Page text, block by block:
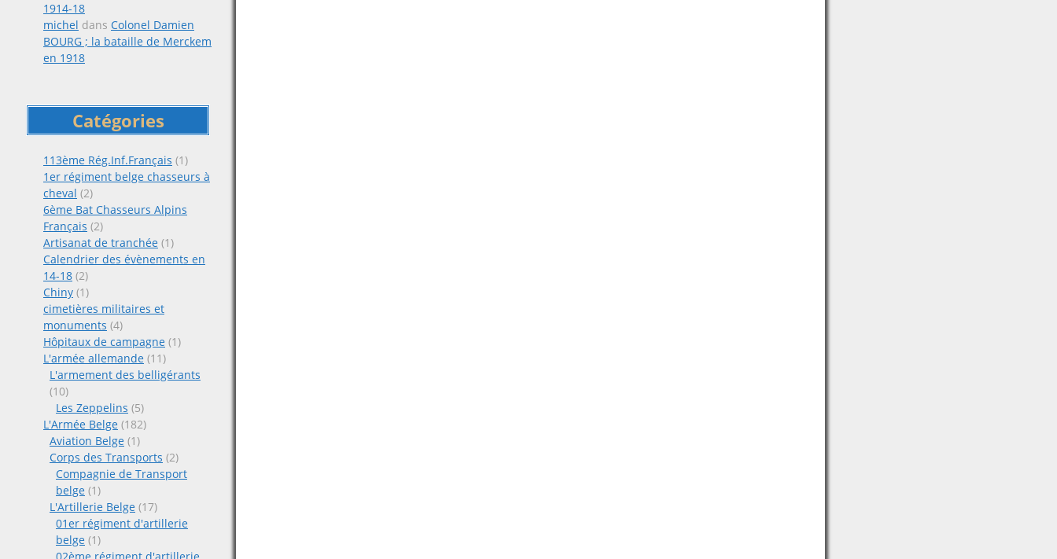
1914-18
michel dans Colonel Damien
BOURG ; la bataille de Merckem
en 1918
Catégories
113ème Rég.Inf.Français (1)
1er régiment belge chasseurs à
cheval (2)
6ème Bat Chasseurs Alpins
Français (2)
Artisanat de tranchée (1)
Calendrier des évènements en
14-18 (2)
Chiny (1)
cimetières militaires et
monuments (4)
Hôpitaux de campagne (1)
L'armée allemande (11)
L'armement des belligérants
(10)
Les Zeppelins (5)
L'Armée Belge (182)
Aviation Belge (1)
Corps des Transports (2)
Compagnie de Transport
belge (1)
L'Artillerie Belge (17)
01er régiment d'artillerie
belge (1)